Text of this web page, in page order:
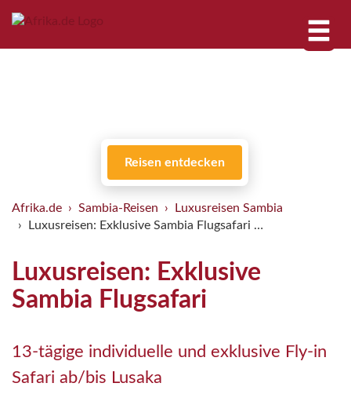
Reisen entdecken
Afrika.de Sambia-Reisen
Luxusreisen Sambia
Luxusreisen: Exklusive Sambia Flugsafari …
Luxusreisen: Exklusive
Sambia Flugsafari
13-tägige individuelle und exklusive Fly-in
Safari ab/bis Lusaka